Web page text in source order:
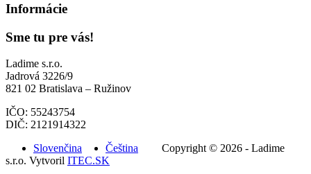
Informácie
Sme tu pre vás!
Ladime s.r.o.
Jadrová 3226/9
821 02 Bratislava – Ružinov
IČO: 55243754
DIČ: 2121914322
Slovenčina
Čeština
Copyright © 2026 - Ladime
s.r.o. Vytvoril ITEC.SK